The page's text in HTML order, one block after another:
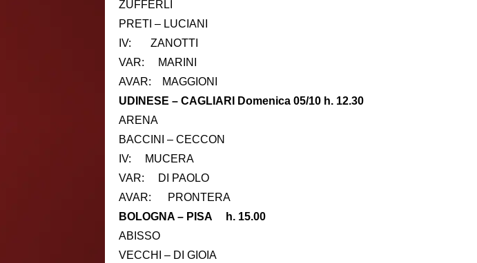
ZUFFERLI
PRETI – LUCIANI
IV: ZANOTTI
VAR: MARINI
AVAR: MAGGIONI
UDINESE – CAGLIARI Domenica 05/10 h. 12.30
ARENA
BACCINI – CECCON
IV: MUCERA
VAR: DI PAOLO
AVAR: PRONTERA
BOLOGNA – PISA h. 15.00
ABISSO
VECCHI – DI GIOIA